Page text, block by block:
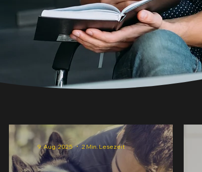
9. Aug. 2025 2 Min. Lesezeit